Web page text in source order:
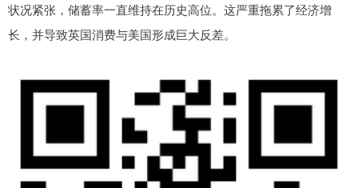
状况紧张，储蓄率一直维持在历史高位。这严重拖累了经济增
长，并导致英国消费与美国形成巨大反差。